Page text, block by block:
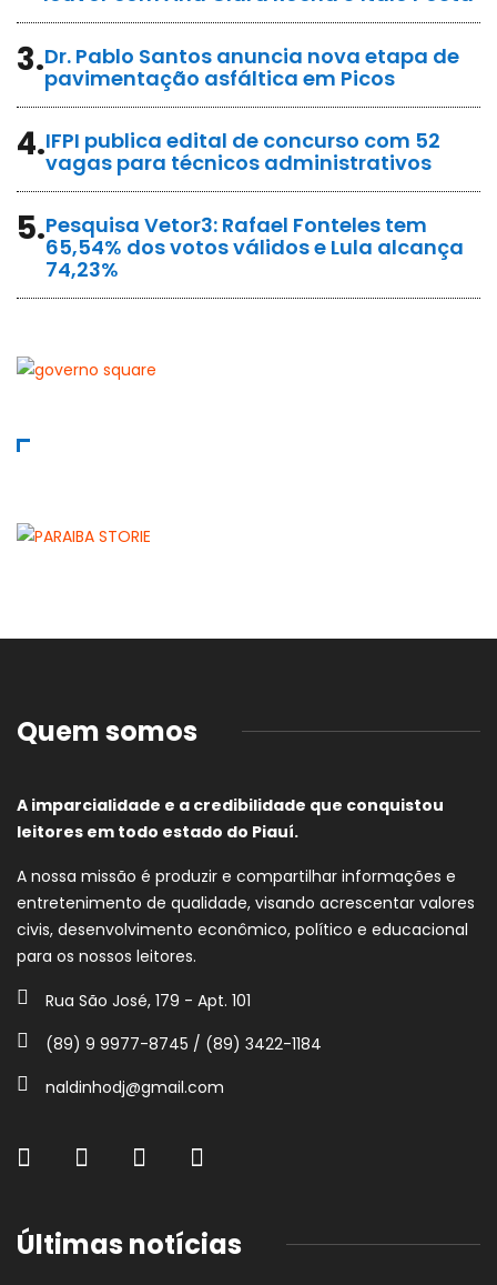
3.Dr. Pablo Santos anuncia nova etapa de
pavimentação asfáltica em Picos
4.IFPI publica edital de concurso com 52
vagas para técnicos administrativos
5.Pesquisa Vetor3: Rafael Fonteles tem
65,54% dos votos válidos e Lula alcança
74,23%
Quem somos
A imparcialidade e a credibilidade que conquistou
leitores em todo estado do Piauí.
A nossa missão é produzir e compartilhar informações e
entretenimento de qualidade, visando acrescentar valores
civis, desenvolvimento econômico, político e educacional
para os nossos leitores.
Rua São José, 179 - Apt. 101
(89) 9 9977-8745 / (89) 3422-1184
naldinhodj@gmail.com
Últimas notícias